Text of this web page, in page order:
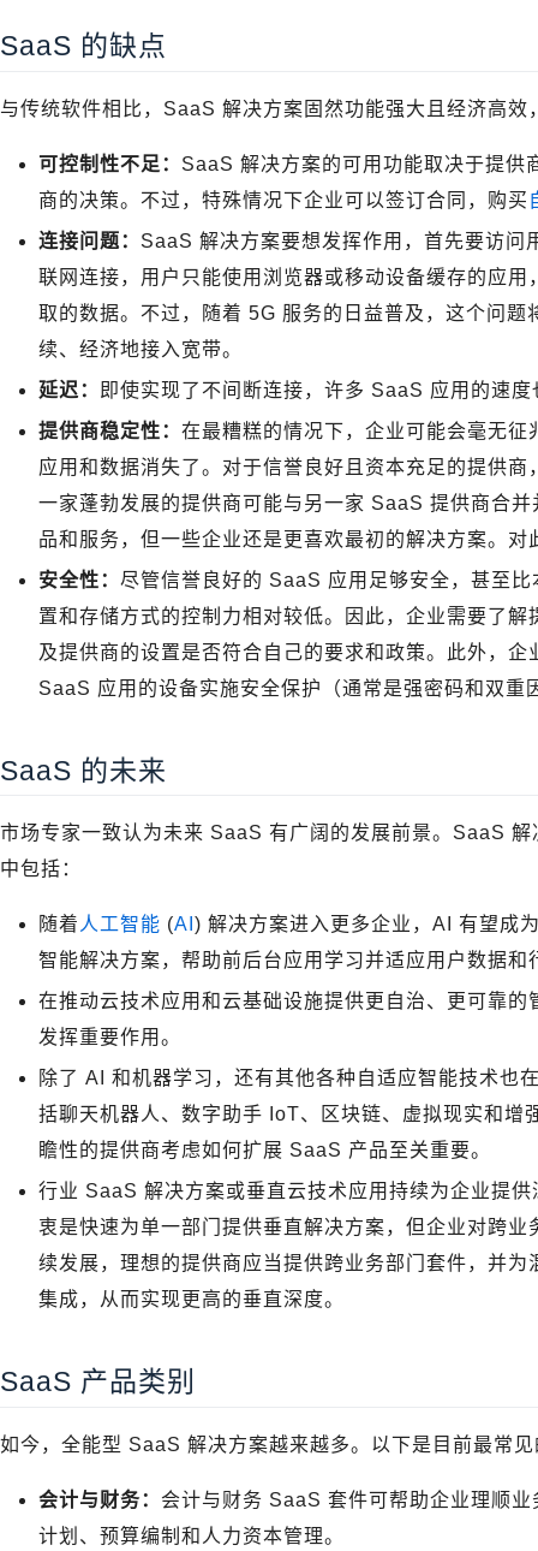
SaaS 的缺点
与传统软件相比，SaaS 解决方案固然功能强大且经济高
可控制性不足： SaaS 解决方案的可用功能取决于提供
商的决策。不过，特殊情况下企业可以签订合同，购买
连接问题： SaaS 解决方案要想发挥作用，首先要访问
联网连接，用户只能使用浏览器或移动设备缓存的应
取的数据。不过，随着 5G 服务的日益普及，这个问
续、经济地接入宽带。
延迟：
即使实现了不间断连接，许多 SaaS 应用的速
提供商稳定性： 在最糟糕的情况下，企业可能会毫无
应用和数据消失了。对于信誉良好且资本充足的提供
一家蓬勃发展的提供商可能与另一家 SaaS 提供商合
品和服务，但一些企业还是更喜欢最初的解决方案。对
安全性： 尽管信誉良好的 SaaS 应用足够安全，甚至
置和存储方式的控制力相对较低。因此，企业需要了
及提供商的设置是否符合自己的要求和政策。此外，
SaaS 应用的设备实施安全保护（通常是强密码和双重
SaaS 的未来
市场专家一致认为未来 SaaS 有广阔的发展前景。SaaS
中包括：
随着人工智能 (AI ) 解决方案进入更多企业，AI 有望成
智能解决方案，帮助前后台应用学习并适应用户数据和
在推动云技术应用和云基础设施提供更自治、更可靠
发挥重要作用。
除了 AI 和机器学习，还有其他各种自适应智能技术也
括聊天机器人、数字助手 IoT、区块链、虚拟现实和增
瞻性的提供商考虑如何扩展 SaaS 产品至关重要。
行业 SaaS 解决方案或垂直云技术应用持续为企业提
衷是快速为单一部门提供垂直解决方案，但企业对跨
续发展，理想的提供商应当提供跨业务部门套件，并
集成，从而实现更高的垂直深度。
SaaS 产品类别
如今，全能型 SaaS 解决方案越来越多。以下是目前最常
会计与财务： 会计与财务 SaaS 套件可帮助企业理顺
计划、预算编制和人力资本管理。